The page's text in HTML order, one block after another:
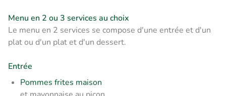
Menu en 2 ou 3 services au choix
Le menu en 2 services se compose d'une entrée et d'un
plat ou d'un plat et d'un dessert.
Entrée
Pommes frites maison